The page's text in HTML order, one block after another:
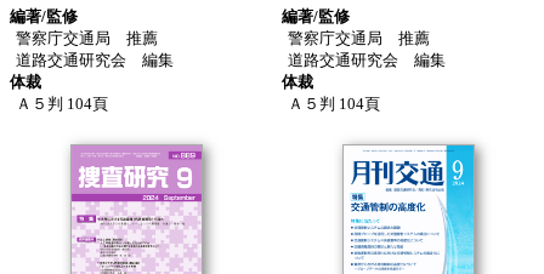
編著/監修
警察庁交通局 推薦
道路交通研究会 編集
体裁
Ａ５判 104頁
編著/監修
警察庁交通局 推薦
道路交通研究会 編集
体裁
Ａ５判 104頁